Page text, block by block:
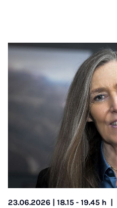
23.06.2026 | 18.15 - 19.45 h